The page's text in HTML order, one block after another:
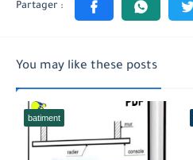
You may like these posts
batiment